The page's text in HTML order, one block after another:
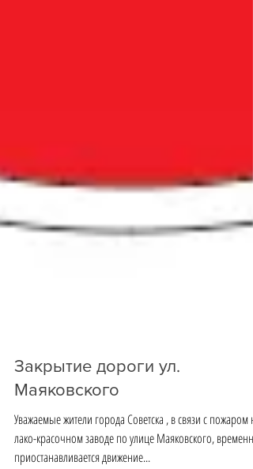
Закрытие дороги ул.
Маяковского
Уважаемые жители города Советска , в связи с пожаром на
лако-красочном заводе по улице Маяковского, временно